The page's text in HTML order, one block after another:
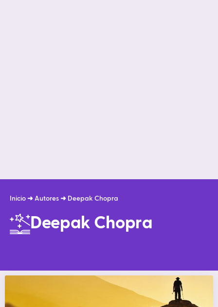
Inicio ➜ Autores ➜ Deepak Chopra
Deepak Chopra